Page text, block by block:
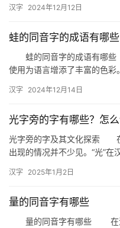
…
汉字 2024年12月12日
蛙的同音字的成语有哪些
蛙的同音字的成语有哪
使用为语言增添了丰富的色彩
汉字 2024年12月14日
光字旁的字有哪些？怎么
光字旁的字及其文化探索 在
出现的情况并不少见。“光”在
汉字 2025年1月2日
量的同音字有哪些
量的同音字有哪些 在汉